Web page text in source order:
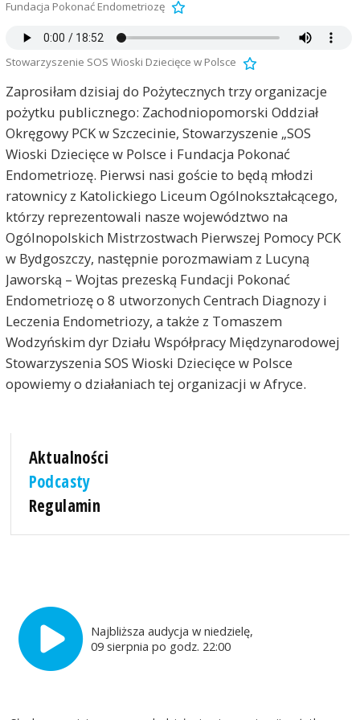
Fundacja Pokonać Endometriozę
Stowarzyszenie SOS Wioski Dziecięce w Polsce
Zaprosiłam dzisiaj do Pożytecznych trzy organizacje
pożytku publicznego: Zachodniopomorski Oddział
Okręgowy PCK w Szczecinie, Stowarzyszenie „SOS
Wioski Dziecięce w Polsce i Fundacja Pokonać
Endometriozę. Pierwsi nasi goście to będą młodzi
ratownicy z Katolickiego Liceum Ogólnokształcącego,
którzy reprezentowali nasze województwo na
Ogólnopolskich Mistrzostwach Pierwszej Pomocy PCK
w Bydgoszczy, następnie porozmawiam z Lucyną
Jaworską – Wojtas prezeską Fundacji Pokonać
Endometriozę o 8 utworzonych Centrach Diagnozy i
Leczenia Endometriozy, a także z Tomaszem
Wodzyńskim dyr Działu Współpracy Międzynarodowej
Stowarzyszenia SOS Wioski Dziecięce w Polsce
opowiemy o działaniach tej organizacji w Afryce.
Aktualności
Podcasty
Regulamin
Najbliższa audycja w niedzielę,
09 sierpnia po godz. 22:00